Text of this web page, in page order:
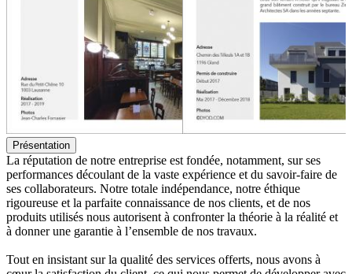
Présentation
La réputation de notre entreprise est fondée, notamment, sur ses
performances découlant de la vaste expérience et du savoir-faire de
ses collaborateurs. Notre totale indépendance, notre éthique
rigoureuse et la parfaite connaissance de nos clients, et de nos
produits utilisés nous autorisent à confronter la théorie à la réalité et
à donner une garantie à l’ensemble de nos travaux.
Tout en insistant sur la qualité des services offerts, nous avons à